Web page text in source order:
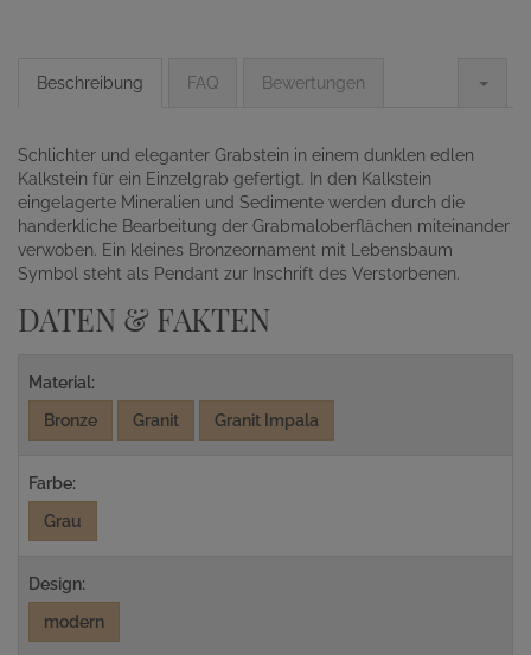
Beschreibung FAQ Bewertungen
Schlichter und eleganter Grabstein in einem dunklen edlen
Kalkstein für ein Einzelgrab gefertigt. In den Kalkstein
eingelagerte Mineralien und Sedimente werden durch die
handerkliche Bearbeitung der Grabmaloberflächen miteinander
verwoben. Ein kleines Bronzeornament mit Lebensbaum
Symbol steht als Pendant zur Inschrift des Verstorbenen.
DATEN & FAKTEN
Material:
Bronze
Granit Granit Impala
Farbe:
Grau
Design:
modern